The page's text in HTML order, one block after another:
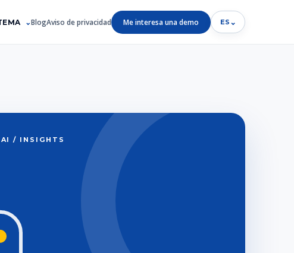
BlogAviso de privacidad Me interesa una demo ES ⌄
/ INSIGHTS